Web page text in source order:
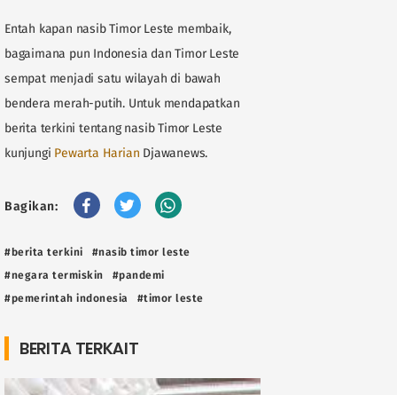
Entah kapan nasib Timor Leste membaik,
bagaimana pun Indonesia dan Timor Leste
sempat menjadi satu wilayah di bawah
bendera merah-putih. Untuk mendapatkan
berita terkini tentang nasib Timor Leste
kunjungi Pewarta Harian Djawanews.
Bagikan:
#berita terkini
#nasib timor leste
#negara termiskin
#pandemi
#pemerintah indonesia
#timor leste
BERITA TERKAIT